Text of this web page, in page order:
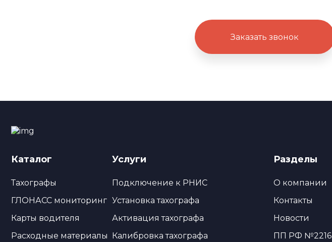
Заказать звонок
Каталог
Тахографы
ГЛОНАСС мониторинг
Карты водителя
Расходные материалы
Услуги
Подключение к РНИС
Установка тахографа
Активация тахографа
Калибровка тахографа
Разделы
О компании
Контакты
Новости
ПП РФ №2216